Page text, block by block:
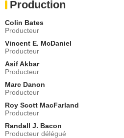
Production
Colin Bates
Producteur
Vincent E. McDaniel
Producteur
Asif Akbar
Producteur
Marc Danon
Producteur
Roy Scott MacFarland
Producteur
Randall J. Bacon
Producteur délégué